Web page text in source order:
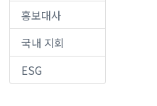
홍보대사
국내 지회
ESG